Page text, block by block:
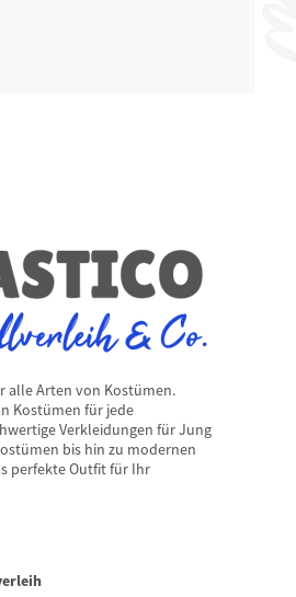
alle Arten von Kostümen.
Kostümen für jede
Verkleidungen für Jung
bis hin zu modernen
perfekte Outfit für Ihr